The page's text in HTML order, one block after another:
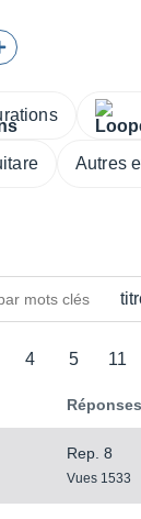
Autres
4 5 11
Réponses
Rep. 8
Vues 1533